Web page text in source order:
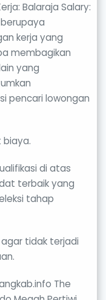
Balaraja Salary:
kerja yang
membagikan
yang
pencari lowongan
biaya.
di atas
terbaik yang
tahap
tidak terjadi
The